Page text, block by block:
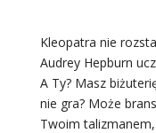
Kleopatra nie
Audrey Hepburn
A Ty? Masz
nie gra? Może
Twoim